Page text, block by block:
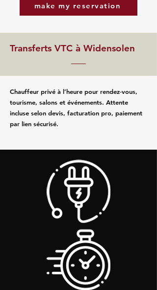
make my reservation
Transferts VTC à Widensolen
Chauffeur privé à l’heure pour rendez‑vous,
tourisme, salons et événements. Attente
incluse selon devis, facturation pro, paiement
par lien sécurisé.